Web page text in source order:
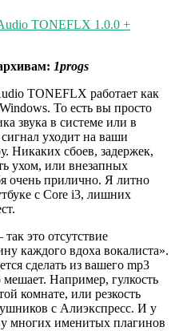
TONEFLX 1.0.0 +
1progs
TONEFLX работает как
То есть вы просто
звука в системе или в
уходит на ваши
Никаких сбоев, задержек,
ухом, или внезапных
очень прилично. Я литно
с Core i3, лишних
это отсутствие
каждого вдоха вокалиста».
сделать из вашего mp3
мешает. Например, гулкость
комнате, или резкость
с Алиэкспресс. И у
у многих именитых плагинов